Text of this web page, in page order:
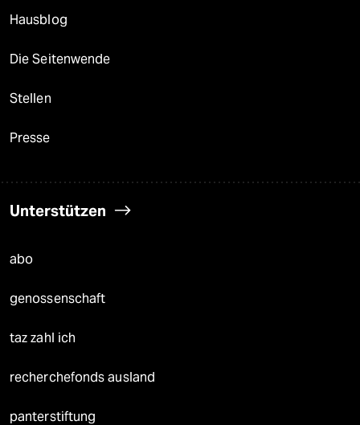
Hausblog
Die Seitenwende
Stellen
Presse
Unterstützen
abo
genossenschaft
taz zahl ich
recherchefonds ausland
panterstiftung